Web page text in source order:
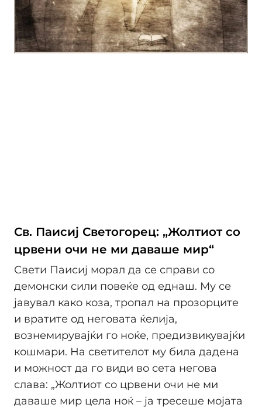
Св. Паисиј Светогорец: „Жолтиот со
црвени очи не ми даваше мир“
Свети Паисиј морал да се справи со
демонски сили повеќе од еднаш. Му се
јавувал како коза, тропал на прозорците
и вратите од неговата ќелија,
вознемирувајќи го ноќе, предизвикувајќи
кошмари. На светителот му била дадена
и можност да го види во сета негова
слава: „Жолтиот со црвени очи не ми
даваше мир цела ноќ – ја тресеше мојата